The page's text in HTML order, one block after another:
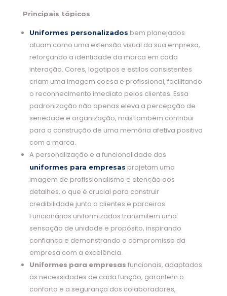
Principais tópicos
Uniformes personalizados bem planejados
atuam como uma extensão visual da sua empresa,
reforçando a identidade da marca em cada
interação. Cores, logotipos e estilos consistentes
criam uma imagem coesa e profissional, facilitando
o reconhecimento imediato pelos clientes. Essa
padronização não apenas eleva a percepção de
seriedade e organização, mas também contribui
para a construção de uma memória afetiva positiva
com a marca.
A personalização e a funcionalidade dos
uniformes para empresas projetam uma
imagem de profissionalismo e atenção aos
detalhes, o que é crucial para construir
credibilidade junto a clientes e parceiros.
Funcionários uniformizados transmitem uma
sensação de unidade e propósito, inspirando
confiança e demonstrando o compromisso da
empresa com a excelência.
Uniformes para empresas funcionais, adaptados
às necessidades de cada função, garantem o
conforto e a segurança dos colaboradores,